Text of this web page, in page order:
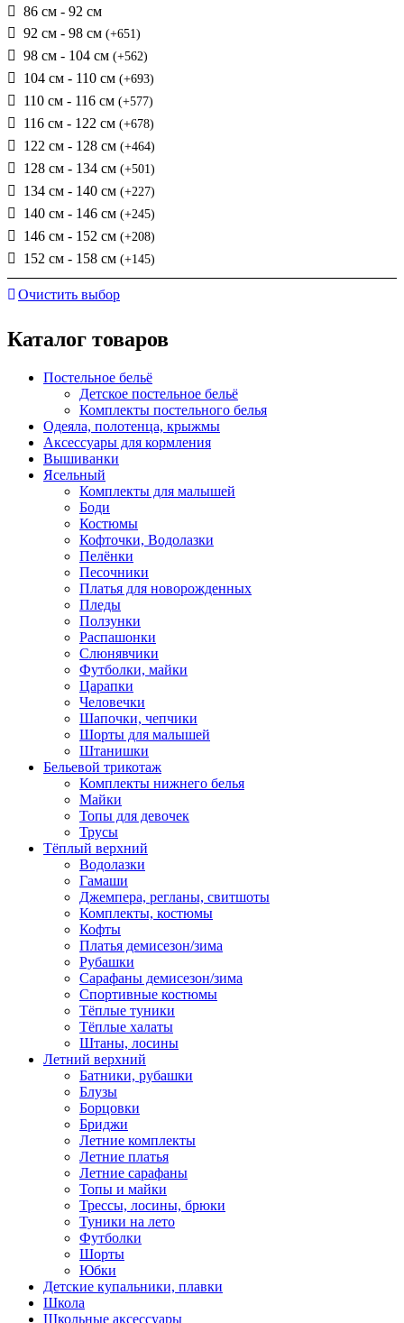
86 см - 92 см
92 см - 98 см (+651)
98 см - 104 см (+562)
104 см - 110 см (+693)
110 см - 116 см (+577)
116 см - 122 см (+678)
122 см - 128 см (+464)
128 см - 134 см (+501)
134 см - 140 см (+227)
140 см - 146 см (+245)
146 см - 152 см (+208)
152 см - 158 см (+145)
Очистить выбор
Каталог товаров
Постельное бельё
Детское постельное бельё
Комплекты постельного белья
Одеяла, полотенца, крыжмы
Аксессуары для кормления
Вышиванки
Ясельный
Комплекты для малышей
Боди
Костюмы
Кофточки, Водолазки
Пелёнки
Песочники
Платья для новорожденных
Пледы
Ползунки
Распашонки
Слюнявчики
Футболки, майки
Царапки
Человечки
Шапочки, чепчики
Шорты для малышей
Штанишки
Бельевой трикотаж
Комплекты нижнего белья
Майки
Топы для девочек
Трусы
Тёплый верхний
Водолазки
Гамаши
Джемпера, регланы, свитшоты
Комплекты, костюмы
Кофты
Платья демисезон/зима
Рубашки
Сарафаны демисезон/зима
Спортивные костюмы
Тёплые туники
Тёплые халаты
Штаны, лосины
Летний верхний
Батники, рубашки
Блузы
Борцовки
Бриджи
Летние комплекты
Летние платья
Летние сарафаны
Топы и майки
Трессы, лосины, брюки
Туники на лето
Футболки
Шорты
Юбки
Детские купальники, плавки
Школа
Школьные аксессуары